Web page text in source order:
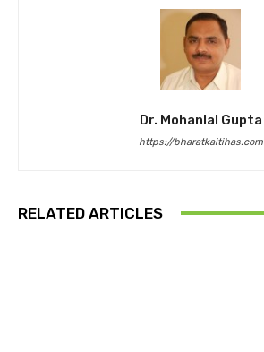
Dr. Mohanlal Gupta
https://bharatkaitihas.com
RELATED ARTICLES